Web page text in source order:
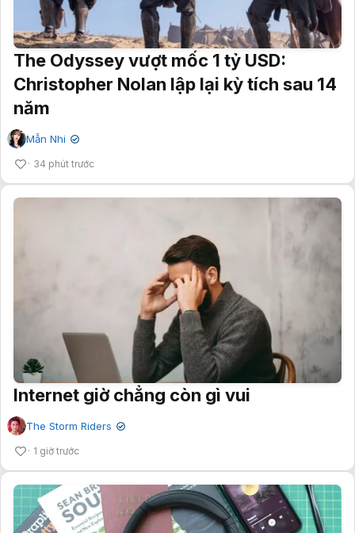
The Odyssey vượt mốc 1 tỷ USD:
Christopher Nolan lập lại kỳ tích sau 14
năm
Mẫn Nhi ✔
34 phút trước
Internet giờ chẳng còn gì vui
The Storm Riders ✔
1 giờ trước